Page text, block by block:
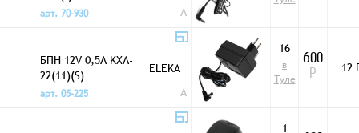
арт. 70-930
A
БПН 12V 0,5A KXA-
22(11)(S)
ELEKA
арт. 05-225
A
16
в
Туле
600
Р
12
1